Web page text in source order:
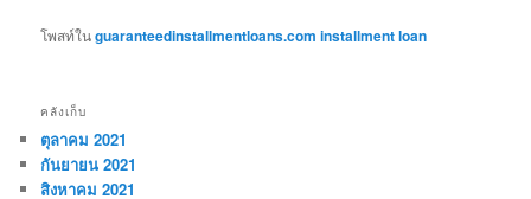
โพสท์ในguaranteedinstallmentloans.com installment loan
คลังเก็บ
ตุลาคม 2021
กันยายน 2021
สิงหาคม 2021